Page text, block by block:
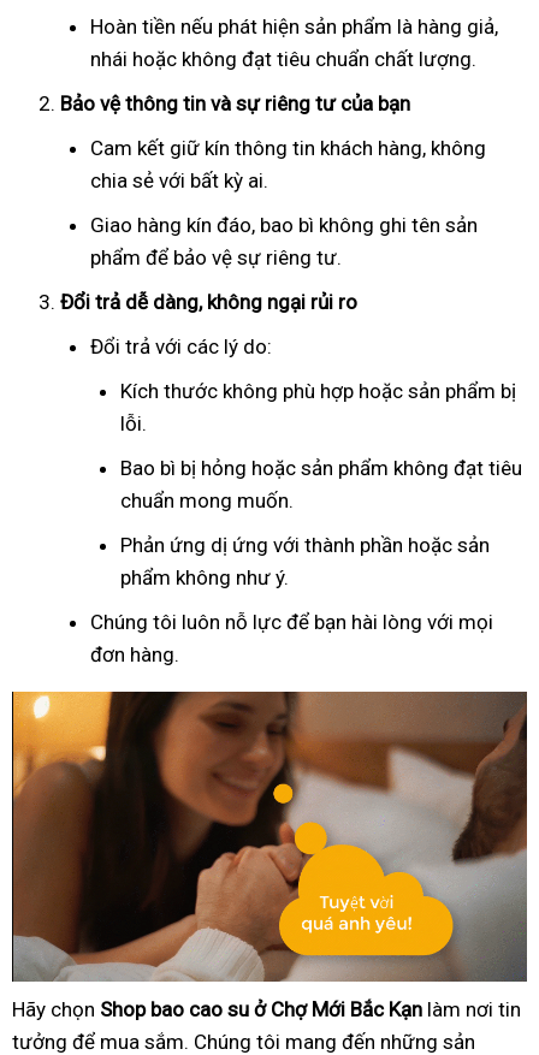
Hoàn tiền nếu phát hiện sản phẩm là hàng giả,
nhái hoặc không đạt tiêu chuẩn chất lượng.
Bảo vệ thông tin và sự riêng tư của bạn
Cam kết giữ kín thông tin khách hàng, không
chia sẻ với bất kỳ ai.
Giao hàng kín đáo, bao bì không ghi tên sản
phẩm để bảo vệ sự riêng tư.
Đổi trả dễ dàng, không ngại rủi ro
Đổi trả với các lý do:
Kích thước không phù hợp hoặc sản phẩm bị
lỗi.
Bao bì bị hỏng hoặc sản phẩm không đạt tiêu
chuẩn mong muốn.
Phản ứng dị ứng với thành phần hoặc sản
phẩm không như ý.
Chúng tôi luôn nỗ lực để bạn hài lòng với mọi
đơn hàng.
Hãy chọn Shop bao cao su ở Chợ Mới Bắc Kạn làm nơi tin
tưởng để mua sắm. Chúng tôi mang đến những sản